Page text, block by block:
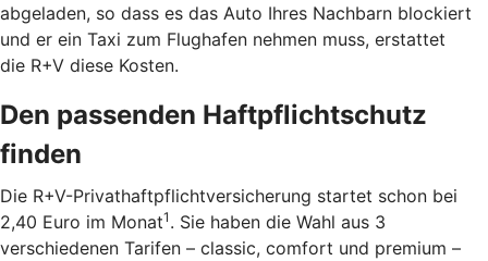
abgeladen, so dass es das Auto Ihres Nachbarn blockiert
und er ein Taxi zum Flughafen nehmen muss, erstattet
die R+V diese Kosten.
Den passenden Haftpflichtschutz
finden
Die R+V-Privathaftpflichtversicherung startet schon bei
2,40 Euro im Monat1 . Sie haben die Wahl aus 3
verschiedenen Tarifen – classic, comfort und premium –